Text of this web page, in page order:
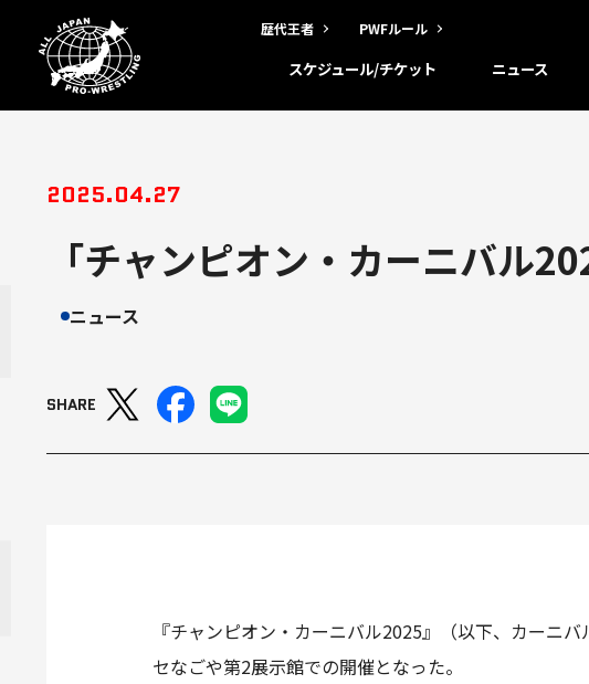
歴代王者 PWFルール
スケジュール/チケット ニュース
2025.04.27
「チャンピオン・カーニバル
ニュース
SHARE
『チャンピオン・カーニバル2025』（以下、カーニ
セなごや第2展示館での開催となった。